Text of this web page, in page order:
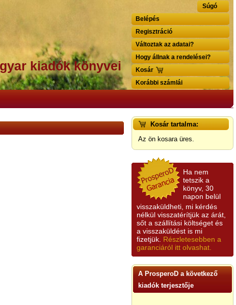
Súgó
Belépés
Regisztráció
Változtak az adatai?
Hogy állnak a rendelései?
Kosár
Korábbi számlái
kiadók könyvei
Kosár tartalma:
Az ön kosara üres.
Ha nem
tetszik a
könyv, 30
napon belül
visszaküldheti, mi kérdés
nélkül visszatérítjük az árát,
sőt a szállítási költséget és
a visszaküldést is mi
fizetjük. Részletesebben a
garanciáról itt olvashat.
A ProsperoD a következő
kiadók terjesztője